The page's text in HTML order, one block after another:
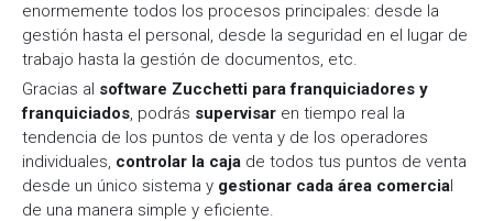
enormemente todos los procesos principales: desde la
gestión hasta el personal, desde la seguridad en el lugar de
trabajo hasta la gestión de documentos, etc.
Gracias al software Zucchetti para franquiciadores y
franquiciados, podrás supervisar en tiempo real la
tendencia de los puntos de venta y de los operadores
individuales, controlar la caja de todos tus puntos de venta
desde un único sistema y gestionar cada área comercial
de una manera simple y eficiente.